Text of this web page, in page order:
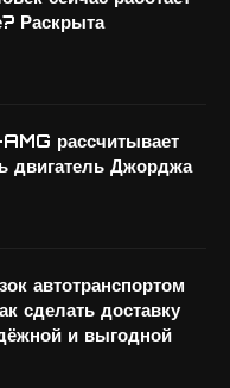
Раскрыта
рассчитывает
двигатель Джорджа
автотранспортом
сделать доставку
и выгодной